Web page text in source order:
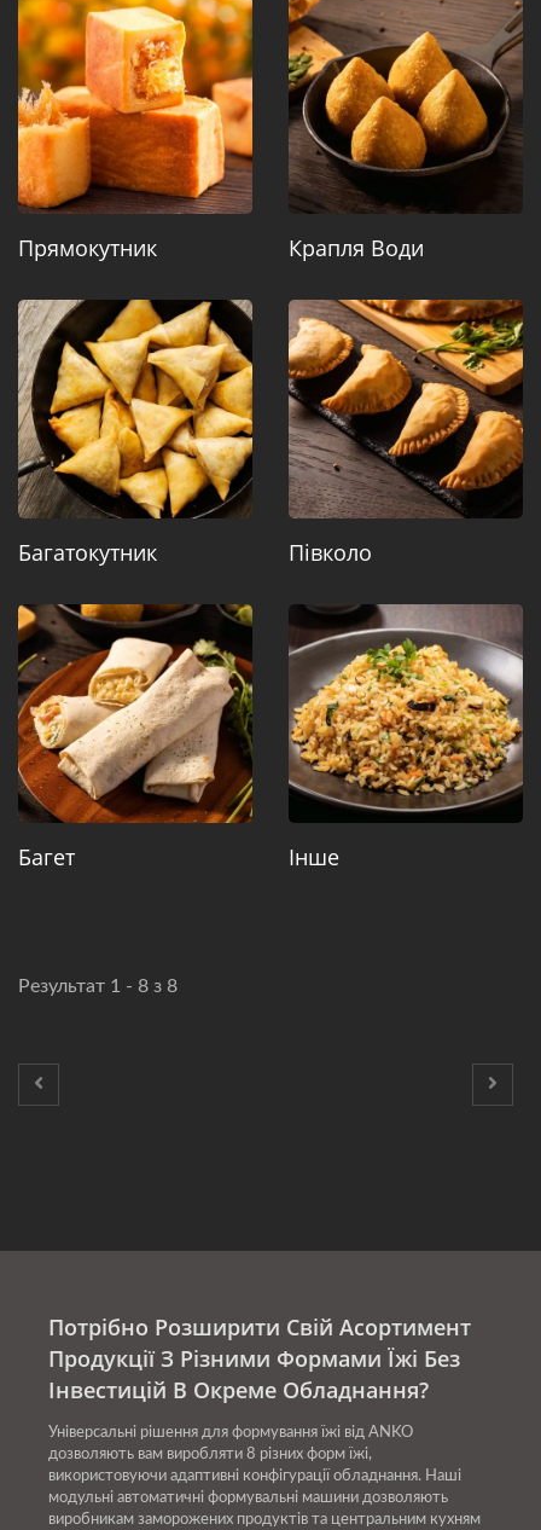
Прямокутник Крапля Води
Багатокутник Півколо
Багет Інше
Результат 1 - 8 з 8
Потрібно Розширити Свій Асортимент
Продукції З Різними Формами Їжі Без
Інвестицій В Окреме Обладнання?
Універсальні рішення для формування їжі від ANKO
дозволяють вам виробляти 8 різних форм їжі,
використовуючи адаптивні конфігурації обладнання. Наші
модульні автоматичні формувальні машини дозволяють
виробникам заморожених продуктів та центральним кухням